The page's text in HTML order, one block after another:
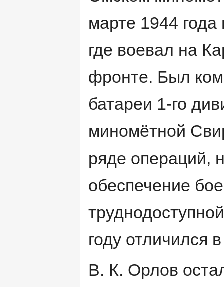
марте 1944
где воевал на
фронте. Был
батареи 1-го
миномётной
ряде операций,
обеспечение
году отличился
В. К. Орлов